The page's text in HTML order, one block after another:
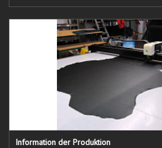
Information der Produktion